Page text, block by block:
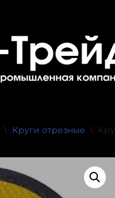
\ Круги отрезные \